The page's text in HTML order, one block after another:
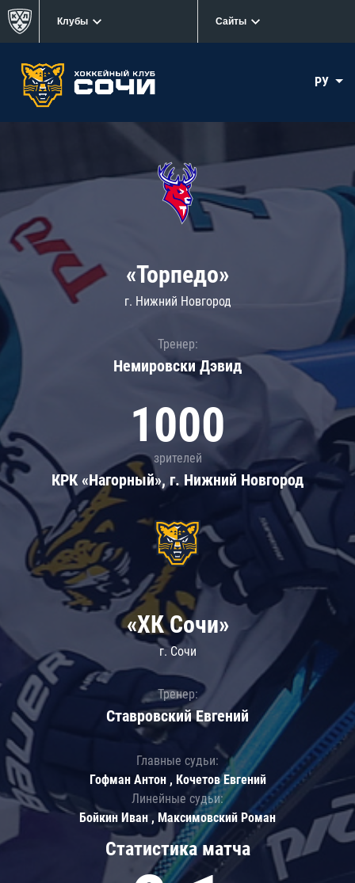
Клубы Сайты
РУ
«Торпедо»
г. Нижний Новгород
Тренер:
Немировски Дэвид
1000
зрителей
КРК «Нагорный», г. Нижний Новгород
Статистика матча
«ХК Сочи»
г. Сочи
Тренер:
Ставровский Евгений
Главные судьи:
Гофман Антон , Кочетов Евгений
Линейные судьи:
Бойкин Иван , Максимовский Роман